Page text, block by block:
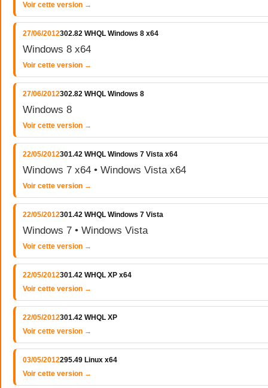
Voir cette version →
27/06/2012302.82 WHQL Windows 8 x64
Windows 8 x64
Voir cette version →
27/06/2012302.82 WHQL Windows 8
Windows 8
Voir cette version →
22/05/2012301.42 WHQL Windows 7 Vista x64
Windows 7 x64 • Windows Vista x64
Voir cette version →
22/05/2012301.42 WHQL Windows 7 Vista
Windows 7 • Windows Vista
Voir cette version →
22/05/2012301.42 WHQL XP x64
Voir cette version →
22/05/2012301.42 WHQL XP
Voir cette version →
03/05/2012295.49 Linux x64
Voir cette version →